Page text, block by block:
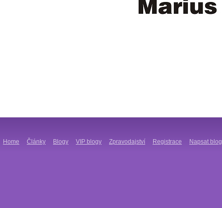
Home Články Blogy VIP blogy Zpravodajství Registrace Napsat blog